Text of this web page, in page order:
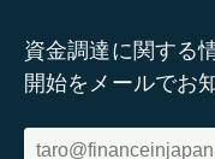
資金調達に関する
開始をメールでお